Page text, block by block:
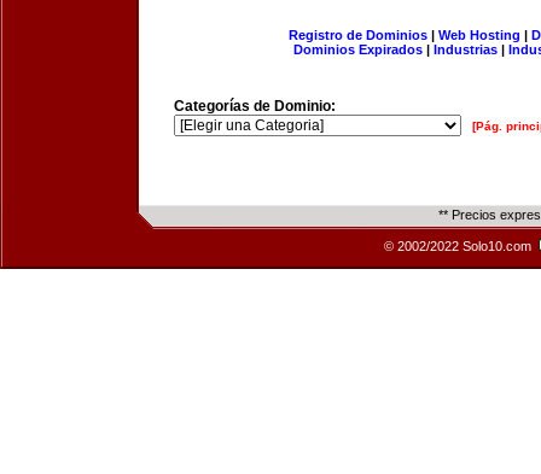
Registro de Dominios| Web Hosting |
Dominios Expirados | Industrias |
Categorías de Dominio:
[Pág.
** Precios
© 2002/2022 Solo10.com